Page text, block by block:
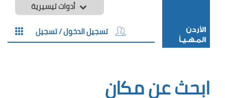
أدوات تيسيرية
تسجيل الدخول / تسجيل
ابحث عن مكان